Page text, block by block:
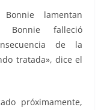
lamentan
Bonnie falleció
de la
tratada», dice el
próximamente,